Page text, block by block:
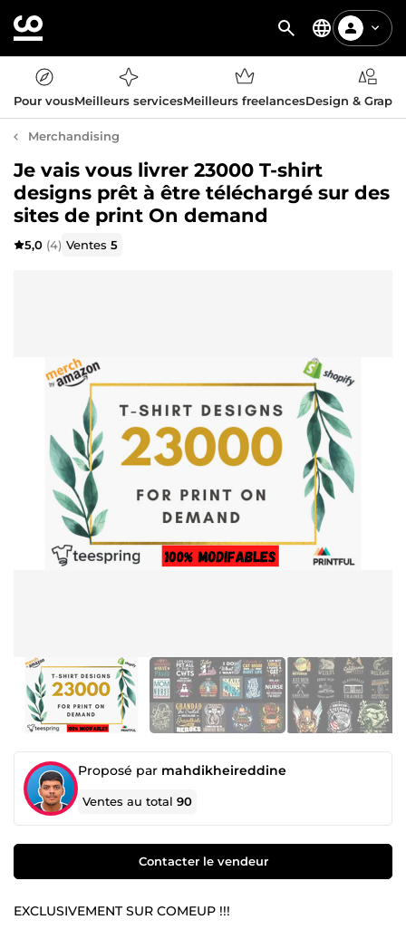
Pour vousMeilleurs servicesMeilleurs freelancesDesign &
Merchandising
Je vais vous livrer 23000 T-shirt
designs prêt à être téléchargé sur des
sites de print On demand
5,0 (4) Ventes5
Proposé par mahdikheireddine
Ventes au total90
Contacter le vendeur
EXCLUSIVEMENT SUR COMEUP !!!